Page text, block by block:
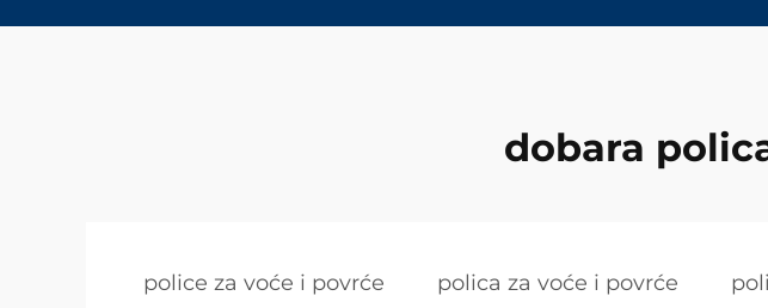
dobara
police za voće i povrće polica za voće i povrće